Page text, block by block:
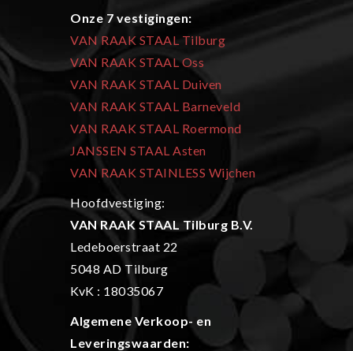
Onze 7 vestigingen:
VAN RAAK STAAL Tilburg
VAN RAAK STAAL Oss
VAN RAAK STAAL Duiven
VAN RAAK STAAL Barneveld
VAN RAAK STAAL Roermond
JANSSEN STAAL Asten
VAN RAAK STAINLESS Wijchen
Hoofdvestiging:
VAN RAAK STAAL Tilburg B.V.
Ledeboerstraat 22
5048 AD Tilburg
KvK : 18035067
Algemene Verkoop- en
Leveringswaarden: